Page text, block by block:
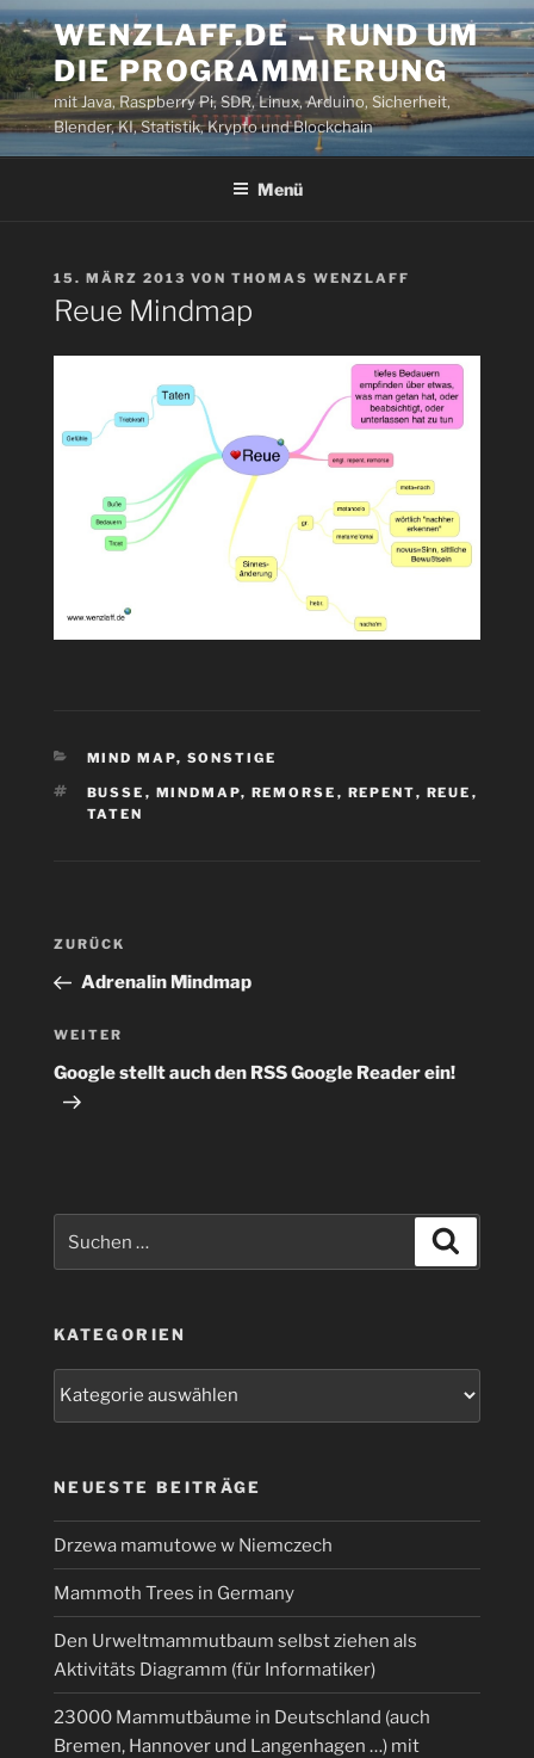
Zum
Inhalt
springen
WENZLAFF.DE – RUND UM
DIE PROGRAMMIERUNG
mit Java, Raspberry Pi, SDR, Linux, Arduino, Sicherheit,
Blender, KI, Statistik, Krypto und Blockchain
Menü
VERÖFFENTLICHT
AM
15. MÄRZ 2013 VON THOMAS WENZLAFF
Reue Mindmap
KATEGORIEN
MIND MAP, SONSTIGE
SCHLAGWÖRTER
BUSSE , MINDMAP, REMORSE , REPENT, REUE ,
TATEN
Beitragsnavigation
Vorheriger
Beitrag
ZURÜCK
Adrenalin Mindmap
Nächster
Beitrag
WEITER
Google stellt auch den RSS Google Reader ein!
KATEGORIEN
NEUESTE BEITRÄGE
Drzewa mamutowe w Niemczech
Mammoth Trees in Germany
Den Urweltmammutbaum selbst ziehen als
Aktivitäts Diagramm (für Informatiker)
23000 Mammutbäume in Deutschland (auch
Bremen, Hannover und Langenhagen …) mit